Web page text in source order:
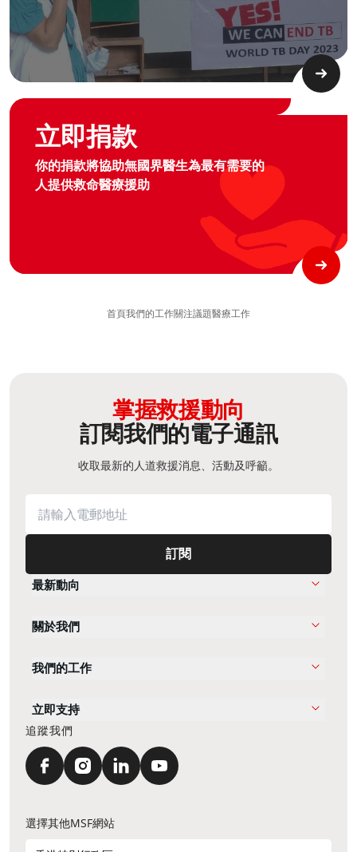
立即捐款
你的捐款將協助無國界醫生為最有需要的
人提供救命醫療援助
Graphic of hand with heart logo
首頁我們的工作關注議題醫療工作
掌握救援動向
訂閱我們的電子通訊
收取最新的人道救援消息、活動及呼籲。
訂閱
最新動向
關於我們
我們的工作
立即支持
追蹤我們
選擇其他MSF網站